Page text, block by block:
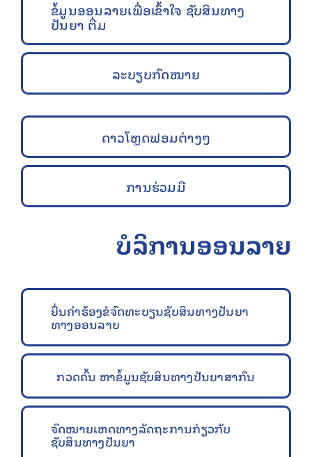
ຂໍ້ມູນອອນລາຍເພື່ອເຂົ້າໃຈ ຊັບສິນທາງ
ປັນຍາ ຕື່ມ
ລະບຽບກົດໝາຍ
ດາວໂຫຼດຟອມຕ່າງໆ
ການຮ່ວມມື
ບໍລິການອອນລາຍ
ຍື່ນຄຳຮ້ອງຂໍຈົດທະບຽນຊັບສິນທາງປັນຍາ
ທາງອອນລາຍ
ກວດຄົ້ນ ຫາຂໍ້ມູນຊັບສິນທາງປັນຍາສາກົນ
ຈົດໝາຍເຫດທາງລັດຖະການກ່ຽວກັບ
ຊັບສິນທາງປັນຍາ